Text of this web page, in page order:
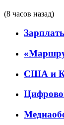
(8 часов назад)
США и